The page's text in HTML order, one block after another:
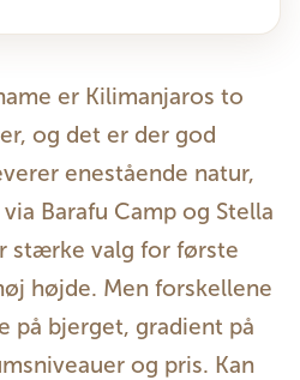
er Kilimanjaros to
og det er der god
enestående natur,
Barafu Camp og Stella
stærke valg for første
højde. Men forskellene
på bjerget, gradient på
og pris. Kan